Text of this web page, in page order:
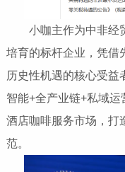
小咖主作为中非经
培育的标杆企业，凭借
历史性机遇的核心受益
智能+全产业链+私域
酒店咖啡服务市场，打
范。